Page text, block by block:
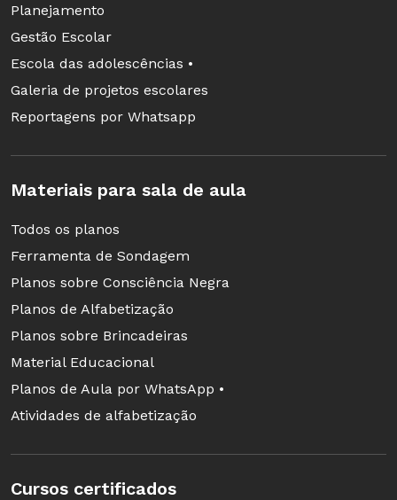
Planejamento
Gestão Escolar
Escola das adolescências •
Galeria de projetos escolares
Reportagens por Whatsapp
Materiais para sala de aula
Todos os planos
Ferramenta de Sondagem
Planos sobre Consciência Negra
Planos de Alfabetização
Planos sobre Brincadeiras
Material Educacional
Planos de Aula por WhatsApp •
Atividades de alfabetização
Cursos certificados